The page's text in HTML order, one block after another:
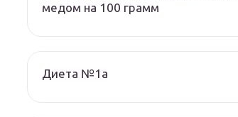
медом на 100 грамм
Диета №1а